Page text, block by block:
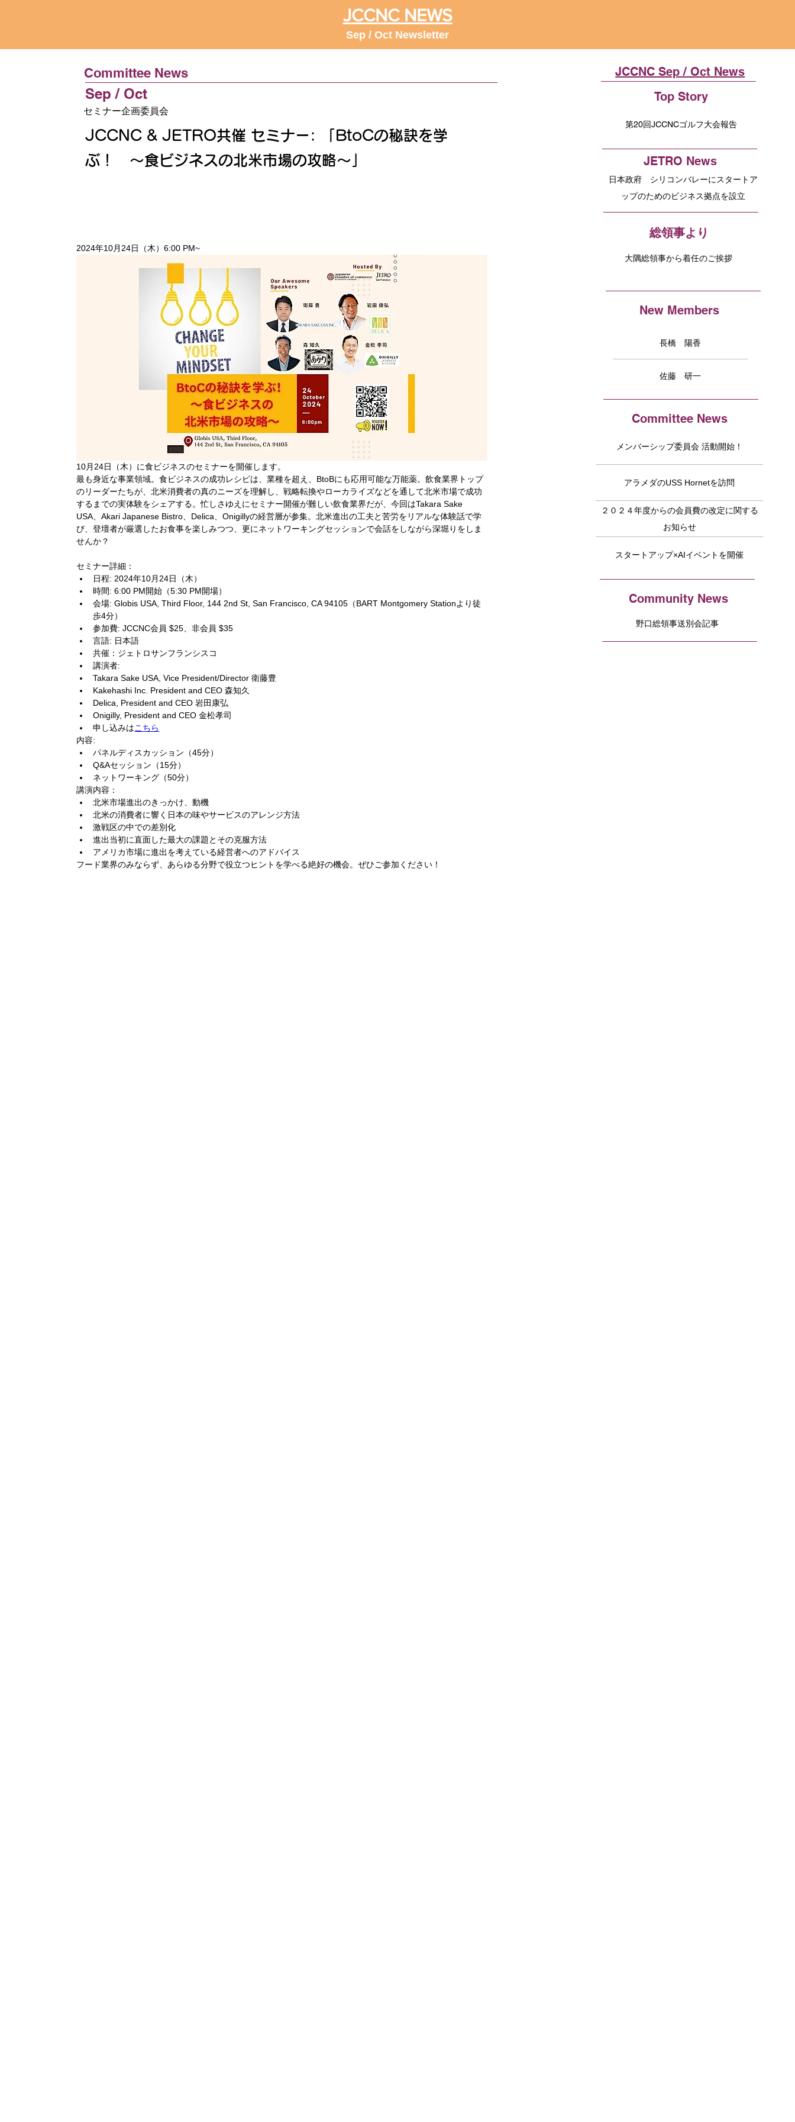
JCCNC NEWS
Sep / Oct Newsletter
Committee News
Sep / Oct
セミナー企画委員会
JCCNC & JETRO共催 セミナー: 「BtoCの秘訣を学
ぶ！ ～食ビジネスの北米市場の攻略～」
2024年10月24日（木）6:00 PM~
10月24日（木）に食ビジネスのセミナーを開催します。
最も身近な事業領域。食ビジネスの成功レシピは、業種を超え、BtoBにも応用可能な万能薬。飲食業界トップ
のリーダーたちが、北米消費者の真のニーズを理解し、戦略転換やローカライズなどを通して北米市場で成功
するまでの実体験をシェアする。忙しさゆえにセミナー開催が難しい飲食業界だが、今回はTakara Sake
USA、Akari Japanese Bistro、Delica、Onigillyの経営層が参集。北米進出の工夫と苦労をリアルな体験話で学
び、登壇者が厳選したお食事を楽しみつつ、更にネットワーキングセッションで会話をしながら深堀りをしま
せんか？
セミナー詳細：
日程: 2024年10月24日（木）
時間: 6:00 PM開始（5:30 PM開場）
会場: Globis USA, Third Floor, 144 2nd St, San Francisco, CA 94105（BART Montgomery Stationより徒
歩4分）
参加費: JCCNC会員 $25、非会員 $35
言語: 日本語
共催：ジェトロサンフランシスコ
講演者:
Takara Sake USA, Vice President/Director 衛藤豊
Kakehashi Inc. President and CEO 森知久
Delica, President and CEO 岩田康弘
Onigilly, President and CEO 金松孝司
申し込みはこちら
内容:
パネルディスカッション（45分）
Q&Aセッション（15分）
ネットワーキング（50分）
講演内容：
北米市場進出のきっかけ、動機
北米の消費者に響く日本の味やサービスのアレンジ方法
激戦区の中での差別化
進出当初に直面した最大の課題とその克服方法
アメリカ市場に進出を考えている経営者へのアドバイス
フード業界のみならず、あらゆる分野で役立つヒントを学べる絶好の機会。ぜひご参加ください！
JCCNC Sep / Oct News
Top Story
JETRO News
日本政府 シリコンバレーにスタートア
ップのためのビジネス拠点を設立
New Members
長橋 陽香
佐藤 研一
Committee News
メンバーシップ委員会 活動開始！
アラメダのUSS Hornetを訪問
２０２４年度からの会員費の改定に関する
お知らせ
スタートアップ×AIイベントを開催
大隅総領事から着任のご挨拶
総領事より
第20回JCCNCゴルフ大会報告
Community News
野口総領事送別会記事